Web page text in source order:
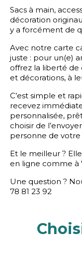
Sacs à main,
décoration
y a forcément de
Avec notre carte
juste : pour un(e)
offrez la liberté de
et décorations, à
C’est simple et
recevez
personnalisée,
choisir de
personne de votre
Et le meilleur ?
en ligne comme à
Une question ?
78 81 23 92